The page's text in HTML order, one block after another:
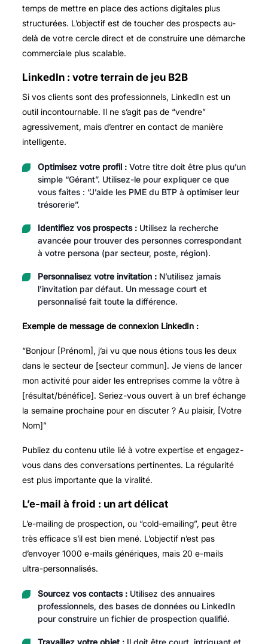
temps de mettre en place des actions digitales plus
structurées. L’objectif est de toucher des prospects au-
delà de votre cercle direct et de construire une démarche
commerciale plus scalable.
LinkedIn : votre terrain de jeu B2B
Si vos clients sont des professionnels, LinkedIn est un
outil incontournable. Il ne s’agit pas de “vendre”
agressivement, mais d’entrer en contact de manière
intelligente.
Optimisez votre profil :Votre titre doit être plus qu’un
simple “Gérant”. Utilisez-le pour expliquer ce que
vous faites : “J’aide les PME du BTP à optimiser leur
trésorerie”.
Identifiez vos prospects :Utilisez la recherche
avancée pour trouver des personnes correspondant
à votre persona (par secteur, poste, région).
Personnalisez votre invitation :N’utilisez jamais
l’invitation par défaut. Un message court et
personnalisé fait toute la différence.
Exemple de message de connexion LinkedIn :
“Bonjour [Prénom], j’ai vu que nous étions tous les deux
dans le secteur de [secteur commun]. Je viens de lancer
mon activité pour aider les entreprises comme la vôtre à
[résultat/bénéfice]. Seriez-vous ouvert à un bref échange
la semaine prochaine pour en discuter ? Au plaisir, [Votre
Nom]”
Publiez du contenu utile lié à votre expertise et engagez-
vous dans des conversations pertinentes. La régularité
est plus importante que la viralité.
L’e-mail à froid : un art délicat
L’e-mailing de prospection, ou “cold-emailing”, peut être
très efficace s’il est bien mené. L’objectif n’est pas
d’envoyer 1000 e-mails génériques, mais 20 e-mails
ultra-personnalisés.
Sourcez vos contacts :Utilisez des annuaires
professionnels, des bases de données ou LinkedIn
pour construire un fichier de prospection qualifié.
Travaillez votre objet :Il doit être court, intriguant et